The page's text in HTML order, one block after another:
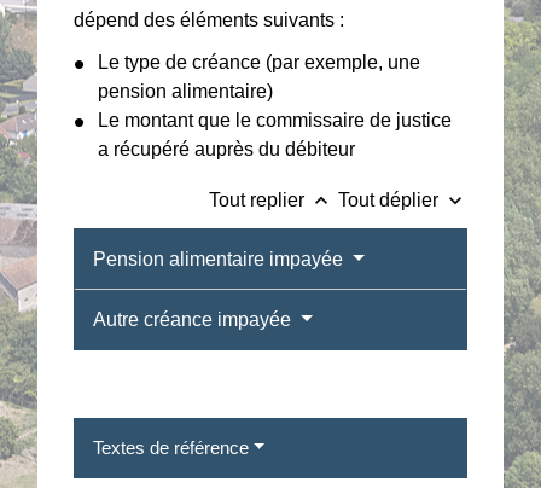
dépend des éléments suivants :
Le type de créance (par exemple, une
pension alimentaire)
Le montant que le commissaire de justice
a récupéré auprès du débiteur
Tout replier keyboard_arrow_up Tout déplier keyboard_arrow_down
Pension alimentaire impayée
Autre créance impayée
Textes de référence